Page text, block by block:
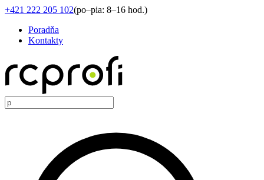
+421 222 205 102(po–pia: 8–16 hod.)
Poradňa
Kontakty